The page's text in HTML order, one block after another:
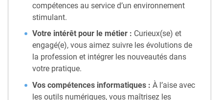
compétences au service d’un environnement
stimulant.
Votre intérêt pour le métier : Curieux(se) et
engagé(e), vous aimez suivre les évolutions de
la profession et intégrer les nouveautés dans
votre pratique.
Vos compétences informatiques : À l’aise avec
les outils numériques, vous maîtrisez les